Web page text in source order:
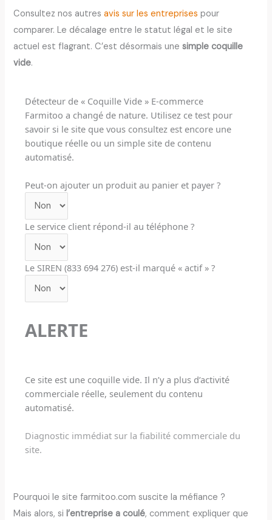
Consultez nos autresavis sur les entreprises pour
comparer. Le décalage entre le statut légal et le site
actuel est flagrant. C’est désormais unesimplecoquille
vide.
Détecteur de « Coquille Vide » E-commerce
Farmitoo a changé de nature. Utilisez ce test pour
savoir si le site que vous consultez est encore une
boutique réelle ou un simple site de contenu
automatisé.
Peut-on ajouter un produit au panier et payer ?
Le service client répond-il au téléphone ?
Le SIREN (833 694 276) est-il marqué « actif » ?
ALERTE
Ce site est une coquille vide. Il n’y a plus d’activité
commerciale réelle, seulement du contenu
automatisé.
Diagnostic immédiat sur la fiabilité commerciale du
site.
Pourquoi le site farmitoo.com suscite la méfiance ?
Mais alors, sil’entreprise a coulé, comment expliquer que